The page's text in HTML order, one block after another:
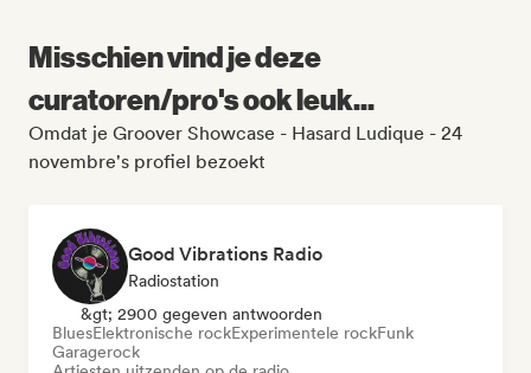
Misschien vind je deze
curatoren/pro's ook leuk...
Omdat je Groover Showcase - Hasard Ludique - 24
novembre's profiel bezoekt
Good Vibrations Radio
Radiostation
&gt; 2900 gegeven antwoorden
BluesElektronische rockExperimentele rockFunk
Garagerock